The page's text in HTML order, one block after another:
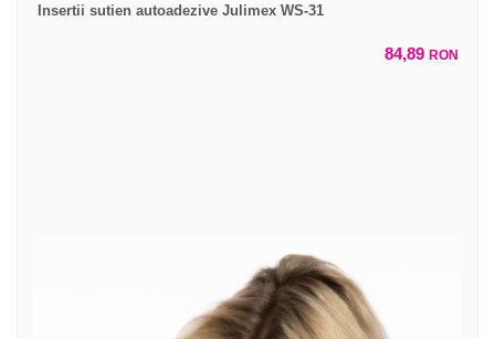
Insertii sutien autoadezive Julimex WS-31
84,89 RON